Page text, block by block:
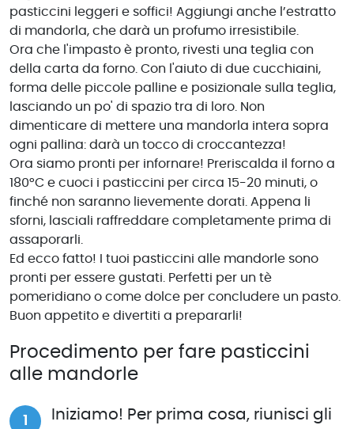
pasticcini leggeri e soffici! Aggiungi anche l’estratto
di mandorla, che darà un profumo irresistibile.
Ora che l'impasto è pronto, rivesti una teglia con
della carta da forno. Con l'aiuto di due cucchiaini,
forma delle piccole palline e posizionale sulla teglia,
lasciando un po' di spazio tra di loro. Non
dimenticare di mettere una mandorla intera sopra
ogni pallina: darà un tocco di croccantezza!
Ora siamo pronti per infornare! Preriscalda il forno a
180°C e cuoci i pasticcini per circa 15-20 minuti, o
finché non saranno lievemente dorati. Appena li
sforni, lasciali raffreddare completamente prima di
assaporarli.
Ed ecco fatto! I tuoi pasticcini alle mandorle sono
pronti per essere gustati. Perfetti per un tè
pomeridiano o come dolce per concludere un pasto.
Buon appetito e divertiti a prepararli!
Procedimento per fare pasticcini
alle mandorle
Iniziamo! Per prima cosa, riunisci gli